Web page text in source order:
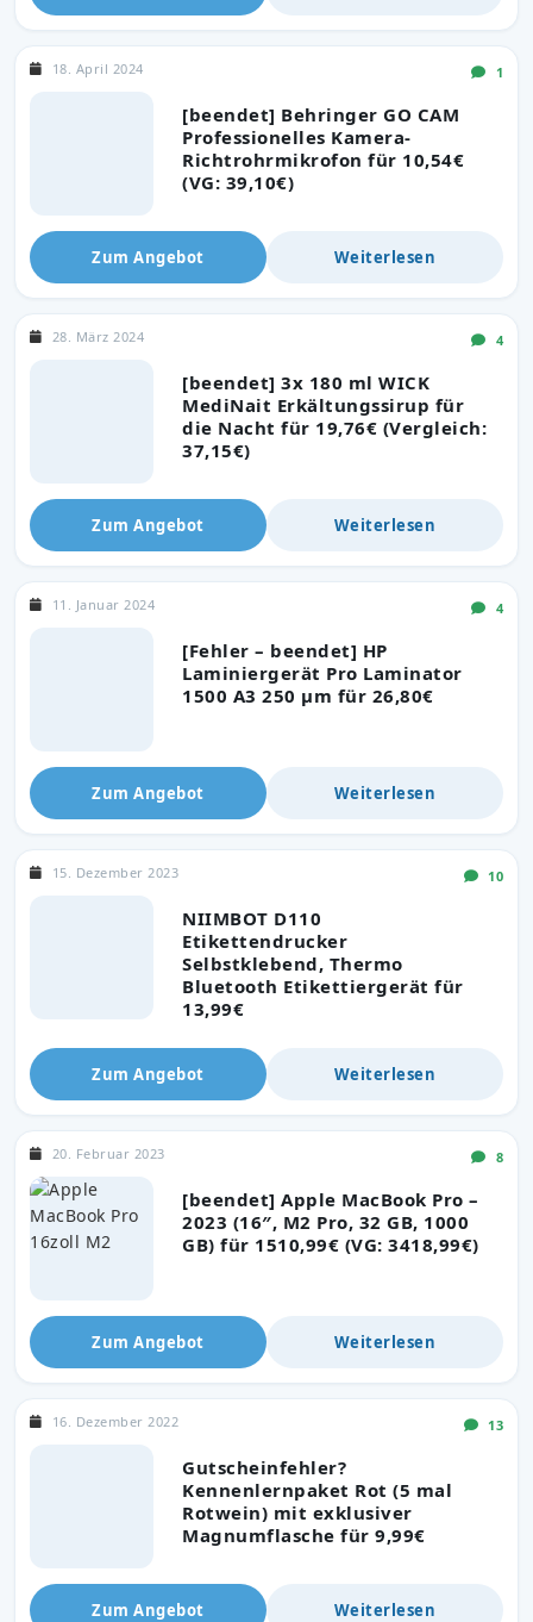
[beendet] Behringer GO CAM
Professionelles Kamera-
Richtrohrmikrofon für 10,54€
(VG: 39,10€)
18. April 2024 1
Zum Angebot Weiterlesen
[beendet] 3x 180 ml WICK
MediNait Erkältungssirup für
die Nacht für 19,76€ (Vergleich:
37,15€)
28. März 2024 4
Zum Angebot Weiterlesen
[Fehler – beendet] HP
Laminiergerät Pro Laminator
1500 A3 250 µm für 26,80€
11. Januar 2024 4
Zum Angebot Weiterlesen
NIIMBOT D110
Etikettendrucker
Selbstklebend, Thermo
Bluetooth Etikettiergerät für
13,99€
15. Dezember 2023 10
Zum Angebot Weiterlesen
[beendet] Apple MacBook Pro –
2023 (16″, M2 Pro, 32 GB, 1000
GB) für 1510,99€ (VG: 3418,99€)
20. Februar 2023 8
Zum Angebot Weiterlesen
Gutscheinfehler?
Kennenlernpaket Rot (5 mal
Rotwein) mit exklusiver
Magnumflasche für 9,99€
16. Dezember 2022 13
Zum Angebot Weiterlesen